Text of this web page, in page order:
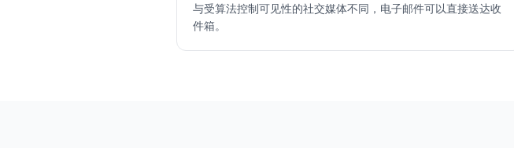
与受算法控制可见性的社交媒体不同，电子邮件可以直接送达收
件箱。